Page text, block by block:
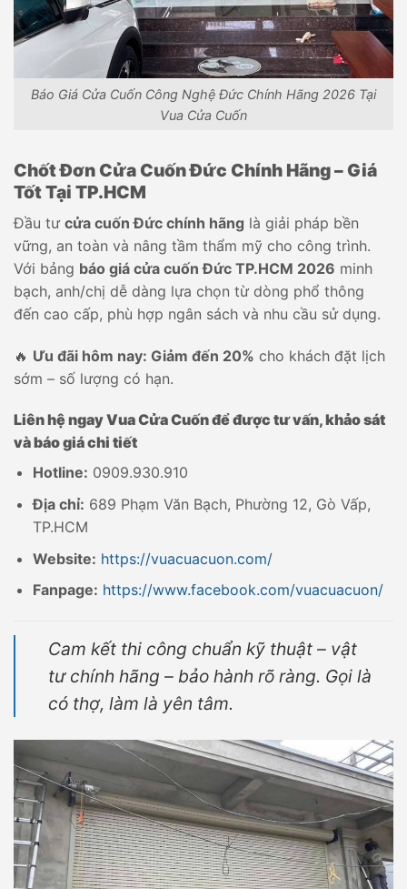
Báo Giá Cửa Cuốn Công Nghệ Đức Chính Hãng 2026 Tại
Vua Cửa Cuốn
Chốt Đơn Cửa Cuốn Đức Chính Hãng – Giá
Tốt Tại TP.HCM
Đầu tư cửa cuốn Đức chính hãng là giải pháp bền
vững, an toàn và nâng tầm thẩm mỹ cho công trình.
Với bảng báo giá cửa cuốn Đức TP.HCM 2026 minh
bạch, anh/chị dễ dàng lựa chọn từ dòng phổ thông
đến cao cấp, phù hợp ngân sách và nhu cầu sử dụng.
🔥 Ưu đãi hôm nay: Giảm đến 20% cho khách đặt lịch
sớm – số lượng có hạn.
Liên hệ ngay Vua Cửa Cuốn để được tư vấn, khảo sát
và báo giá chi tiết
Hotline: 0909.930.910
Địa chỉ: 689 Phạm Văn Bạch, Phường 12, Gò Vấp,
TP.HCM
Website: https://vuacuacuon.com/
Fanpage: https://www.facebook.com/vuacuacuon/
Cam kết thi công chuẩn kỹ thuật – vật
tư chính hãng – bảo hành rõ ràng. Gọi là
có thợ, làm là yên tâm.